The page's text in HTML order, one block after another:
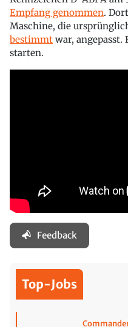
Empfang genommen.
Maschine, die
bestimmt war,
starten.
Feedback
Top-Jobs